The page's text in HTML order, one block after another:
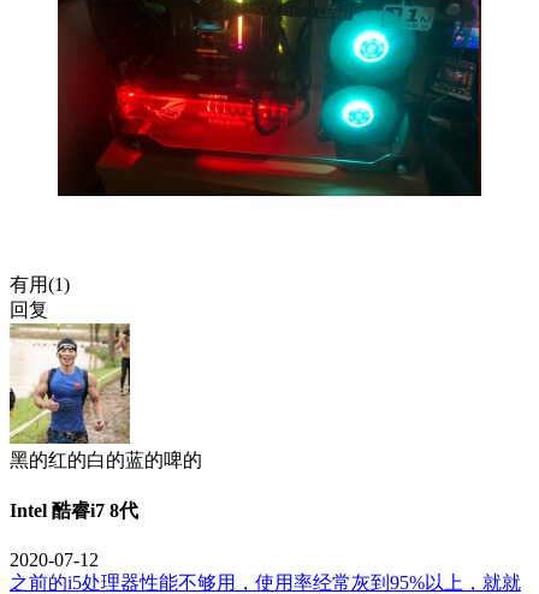
有用(1)
回复
黑的红的白的蓝的啤的
Intel 酷睿i7 8代
2020-07-12
之前的i5处理器性能不够用，使用率经常灰到95%以上，就就